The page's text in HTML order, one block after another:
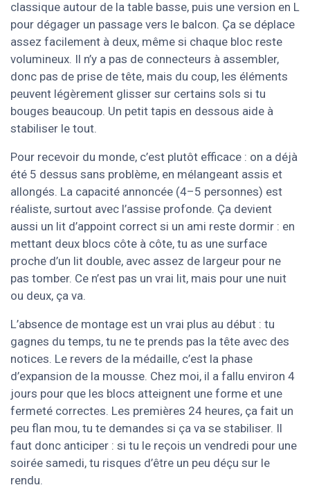
classique autour de la table basse, puis une version en L
pour dégager un passage vers le balcon. Ça se déplace
assez facilement à deux, même si chaque bloc reste
volumineux. Il n’y a pas de connecteurs à assembler,
donc pas de prise de tête, mais du coup, les éléments
peuvent légèrement glisser sur certains sols si tu
bouges beaucoup. Un petit tapis en dessous aide à
stabiliser le tout.
Pour recevoir du monde, c’est plutôt efficace : on a déjà
été 5 dessus sans problème, en mélangeant assis et
allongés. La capacité annoncée (4–5 personnes) est
réaliste, surtout avec l’assise profonde. Ça devient
aussi un lit d’appoint correct si un ami reste dormir : en
mettant deux blocs côte à côte, tu as une surface
proche d’un lit double, avec assez de largeur pour ne
pas tomber. Ce n’est pas un vrai lit, mais pour une nuit
ou deux, ça va.
L’absence de montage est un vrai plus au début : tu
gagnes du temps, tu ne te prends pas la tête avec des
notices. Le revers de la médaille, c’est la phase
d’expansion de la mousse. Chez moi, il a fallu environ 4
jours pour que les blocs atteignent une forme et une
fermeté correctes. Les premières 24 heures, ça fait un
peu flan mou, tu te demandes si ça va se stabiliser. Il
faut donc anticiper : si tu le reçois un vendredi pour une
soirée samedi, tu risques d’être un peu déçu sur le
rendu.